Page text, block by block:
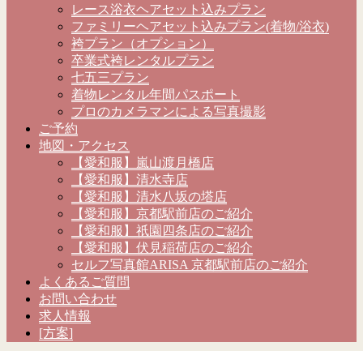
レース浴衣ヘアセット込みプラン
ファミリーヘアセット込みプラン(着物/浴衣)
袴プラン（オプション）
卒業式袴レンタルプラン
七五三プラン
着物レンタル年間パスポート
プロのカメラマンによる写真撮影
ご予約
地図・アクセス
【愛和服】嵐山渡月橋店
【愛和服】清水寺店
【愛和服】清水八坂の塔店
【愛和服】京都駅前店のご紹介
【愛和服】祇園四条店のご紹介
【愛和服】伏見稲荷店のご紹介
セルフ写真館ARISA 京都駅前店のご紹介
よくあるご質問
お問い合わせ
求人情報
[方案]